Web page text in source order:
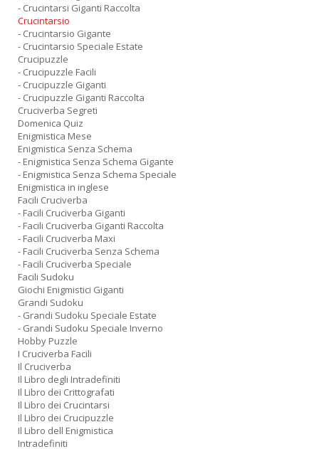
- Crucintarsi Giganti Raccolta
Crucintarsio
- Crucintarsio Gigante
- Crucintarsio Speciale Estate
Crucipuzzle
- Crucipuzzle Facili
- Crucipuzzle Giganti
- Crucipuzzle Giganti Raccolta
Cruciverba Segreti
Domenica Quiz
Enigmistica Mese
Enigmistica Senza Schema
- Enigmistica Senza Schema Gigante
- Enigmistica Senza Schema Speciale
Enigmistica in inglese
Facili Cruciverba
- Facili Cruciverba Giganti
- Facili Cruciverba Giganti Raccolta
- Facili Cruciverba Maxi
- Facili Cruciverba Senza Schema
- Facili Cruciverba Speciale
Facili Sudoku
Giochi Enigmistici Giganti
Grandi Sudoku
- Grandi Sudoku Speciale Estate
- Grandi Sudoku Speciale Inverno
Hobby Puzzle
I Cruciverba Facili
Il Cruciverba
Il Libro degli Intradefiniti
Il Libro dei Crittografati
Il Libro dei Crucintarsi
Il Libro dei Crucipuzzle
Il Libro dell Enigmistica
Intradefiniti